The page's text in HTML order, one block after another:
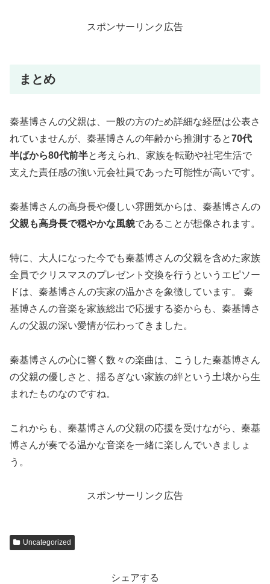
スポンサーリンク広告
まとめ
秦基博さんの父親は、一般の方のため詳細な経歴は公表さ
れていませんが、秦基博さんの年齢から推測すると70代
半ばから80代前半と考えられ、家族を転勤や社宅生活で
支えた責任感の強い元会社員であった可能性が高いです。
秦基博さんの高身長や優しい雰囲気からは、秦基博さんの
父親も高身長で穏やかな風貌であることが想像されます。
特に、大人になった今でも秦基博さんの父親を含めた家族
全員でクリスマスのプレゼント交換を行うというエピソー
ドは、秦基博さんの実家の温かさを象徴しています。 秦
基博さんの音楽を家族総出で応援する姿からも、秦基博さ
んの父親の深い愛情が伝わってきました。
秦基博さんの心に響く数々の楽曲は、こうした秦基博さん
の父親の優しさと、揺るぎない家族の絆という土壌から生
まれたものなのですね。
これからも、秦基博さんの父親の応援を受けながら、秦基
博さんが奏でる温かな音楽を一緒に楽しんでいきましょ
う。
スポンサーリンク広告
Uncategorized
シェアする